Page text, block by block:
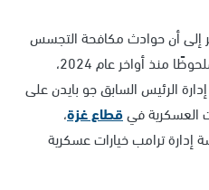
إلى أن حوادث مكافحة التجسس
المرتبطة بإسرائيل شهدت ارتفاعًا ملحوظًا منذ أواخر عام 2024،
الرئيس السابق جو بايدن على
العسكرية فيقطاع غزة،
عام 2025 مع دراسة إدارة ترامب خيارات عسكرية